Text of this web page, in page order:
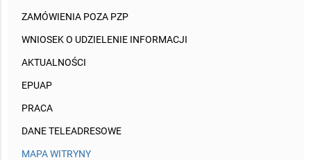
ZAMÓWIENIA POZA PZP
WNIOSEK O UDZIELENIE INFORMACJI
AKTUALNOŚCI
EPUAP
PRACA
DANE TELEADRESOWE
MAPA WITRYNY